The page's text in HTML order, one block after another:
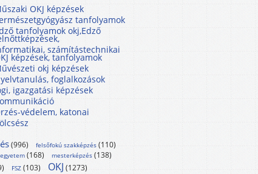
OKJ képzések
tanfolyamok
tanfolyamok okj,Edző
számítástechnikai
képzések, tanfolyamok
okj képzések
foglalkozások
igazgatási képzések
védelem, katonai
(996) felsőfokú szakképzés (110)
egyetem (168) mesterképzés (138)
FSZ (103) OKJ (1273)